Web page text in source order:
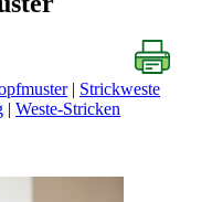
| Strickweste
Weste-Stricken